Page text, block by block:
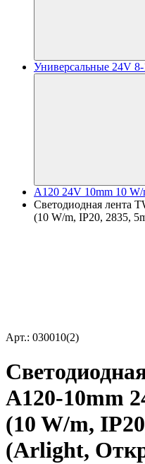
Универсальные 24V
A120 24V 10mm 10
Светодиодная лента
(10 W/m, IP20, 2835,
Арт.: 030010(2)
A120-10mm
(10 W/m,
(Arlight,